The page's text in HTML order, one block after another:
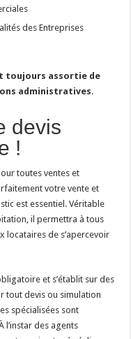
des Entreprises
toujours assortie de
administratives.
devis
!
toutes ventes et
votre vente et
est essentiel. Véritable
il permettra à tous
locataires de s’apercevoir
et s’établit sur des
tout devis ou simulation
spécialisées sont
l’instar des agents